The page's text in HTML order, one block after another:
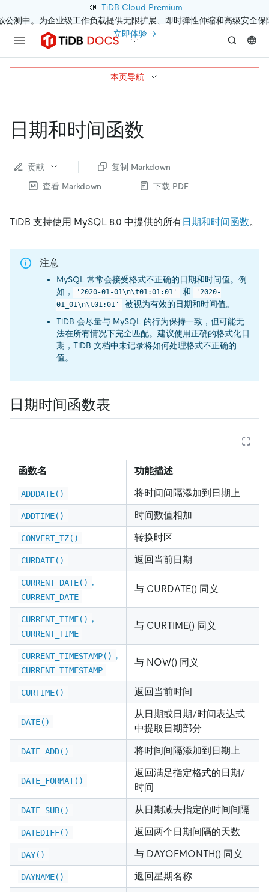
📣 TiDB Cloud Premium
公测中。为企业级工作负载提供无限扩展、即时弹性伸缩和高级安全保
立即体验 →
日期和时间函数
贡献
复制 Markdown
查看 Markdown
下载 PDF
TiDB 支持使用 MySQL 8.0 中提供的所有日期和时间函数。
注意
MySQL 常常会接受格式不正确的日期和时间值。例
如，
'2020-01-01\n\t01:01:01' 和
'2020-
01_01\n\t01:01'
被视为有效的日期和时间值。
TiDB 会尽量与 MySQL 的行为保持一致，但可能无
法在所有情况下完全匹配。建议使用正确的格式化日
期，TiDB 文档中未记录将如何处理格式不正确的
值。
日期时间函数表
函数名 功能描述
ADDDATE() 将时间间隔添加到日期上
ADDTIME() 时间数值相加
CONVERT_TZ() 转换时区
CURDATE() 返回当前日期
CURRENT_DATE() ,
CURRENT_DATE
与 CURDATE() 同义
CURRENT_TIME() ,
CURRENT_TIME
与 CURTIME() 同义
CURRENT_TIMESTAMP() ,
CURRENT_TIMESTAMP
与 NOW() 同义
CURTIME() 返回当前时间
DATE()
从日期或日期/时间表达式
中提取日期部分
DATE_ADD() 将时间间隔添加到日期上
DATE_FORMAT()
返回满足指定格式的日期/
时间
DATE_SUB() 从日期减去指定的时间间隔
DATEDIFF() 返回两个日期间隔的天数
DAY() 与 DAYOFMONTH() 同义
DAYNAME() 返回星期名称
本页导航